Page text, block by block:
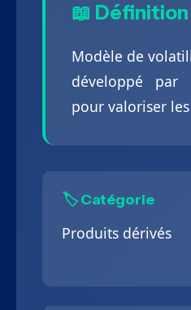
📖 Définition
Modèle de
développé par
pour valoriser
🏷️ Catégorie
Produits dérivés